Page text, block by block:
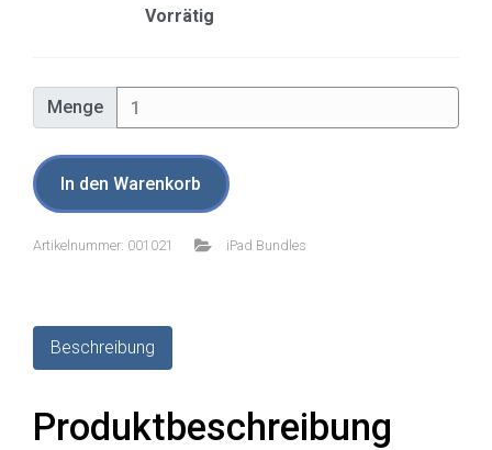
Vorrätig
Menge
Menge
In den Warenkorb
Artikelnummer: 001021 iPad Bundles
Beschreibung
Produktbeschreibung